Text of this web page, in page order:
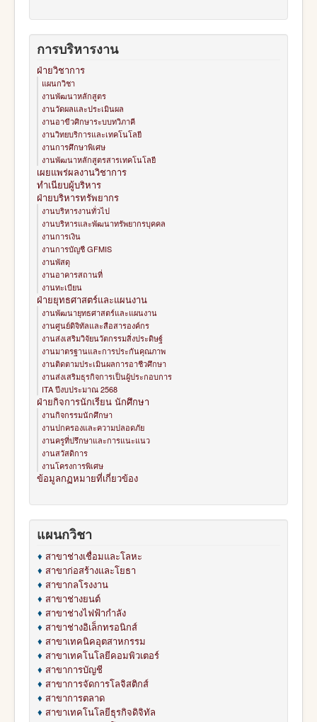
การบริหารงาน
ฝ่ายวิชาการ
แผนกวิชา
งานพัฒนาหลักสูตร
งานวัดผลและประเมินผล
งานอาขีวศิกษาระบบทวิภาคี
งานวิทยบริการและเทคโนโลยี
งานการศึกษาพิเศษ
งานพัฒนาหลักสูตรสารเทคโนโลยี
เผยแพร่ผลงานวิชาการ
ทำเนียบผู้บริหาร
ฝ่ายบริหารทรัพยากร
งานบริหารงานทั่วไป
งานบริหารและพัฒนาทรัพยากรบุคคล
งานการเงิน
งานการบัญชี GFMIS
งานพัสดุ
งานอาคารสถานที่
งานทะเบียน
ฝ่ายยุทธศาสตร์และแผนงาน
งานพัฒนายุทธศาสตร์และแผนงาน
งานศูนย์ดิจิทัลและสือสารองค์กร
งานส่งเสริมวิจัยนวัตกรรมสิ่งประดิษฐ์
งานมาตรฐานและการประกันคุณภาพ
งานติดตามประเมินผลการอาชีวศึกษา
งานส่งเสริมธุรกิจการเป็นผู้ประกอบการ
ITA ปีงบประมาณ 2568
ฝ่ายกิจการนักเรียน นักศึกษา
งานกิจกรรมนักศึกษา
งานปกครองและความปลอดภัย
งานครูที่ปรึกษาและการแนะแนว
งานสวัสดิการ
งานโครงการพิเศษ
ข้อมูลกฏหมายที่เกี่ยวข้อง
แผนกวิชา
♦ สาขาช่างเชื่อมและโลหะ
♦ สาขาก่อสร้างและโยธา
♦ สาขากลโรงงาน
♦ สาขาช่างยนต์
♦ สาขาช่างไฟฟ้ากำลัง
♦ สาขาช่างอิเล็กทรอนิกส์
♦ สาขาเทคนิคอุตสาหกรรม
♦ สาขาเทคโนโลยีคอมพิวเตอร์
♦ สาขาการบัญชี
♦ สาขาการจัดการโลจิสติกส์
♦ สาขาการตลาด
♦ สาขาเทคโนโลยีธุรกิจดิจิทัล